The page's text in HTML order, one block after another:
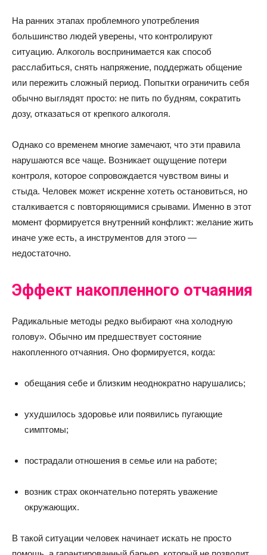
На ранних этапах проблемного употребления
большинство людей уверены, что контролируют
ситуацию. Алкоголь воспринимается как способ
расслабиться, снять напряжение, поддержать общение
или пережить сложный период. Попытки ограничить себя
обычно выглядят просто: не пить по будням, сократить
дозу, отказаться от крепкого алкоголя.
Однако со временем многие замечают, что эти правила
нарушаются все чаще. Возникает ощущение потери
контроля, которое сопровождается чувством вины и
стыда. Человек может искренне хотеть остановиться, но
сталкивается с повторяющимися срывами. Именно в этот
момент формируется внутренний конфликт: желание жить
иначе уже есть, а инструментов для этого —
недостаточно.
Эффект накопленного отчаяния
Радикальные методы редко выбирают «на холодную
голову». Обычно им предшествует состояние
накопленного отчаяния. Оно формируется, когда:
обещания себе и близким неоднократно нарушались;
ухудшилось здоровье или появились пугающие
симптомы;
пострадали отношения в семье или на работе;
возник страх окончательно потерять уважение
окружающих.
В такой ситуации человек начинает искать не просто